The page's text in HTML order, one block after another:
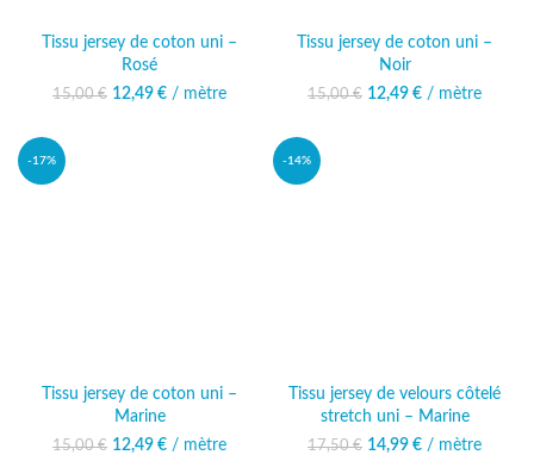
Tissu jersey de coton uni –
Rosé
15,00€
Le prix initial était :
12,49 €
Le prix
/ mètre
Tissu jersey de coton uni –
Noir
15,00€
Le prix initial était :
12,49 €
Le prix
/ mètre
-17%
Tissu jersey de coton uni –
Marine
15,00€
Le prix initial était :
12,49 €
Le prix
/ mètre
-14%
Tissu jersey de velours côtelé
stretch uni – Marine
17,50€
Le prix initial était :
14,99 €
Le prix
/ mètre